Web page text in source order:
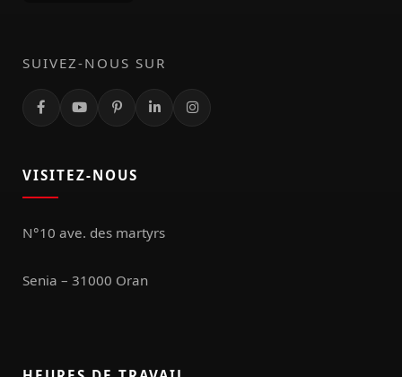
SUIVEZ-NOUS SUR
VISITEZ-NOUS
N°10 ave. des martyrs
Senia – 31000 Oran